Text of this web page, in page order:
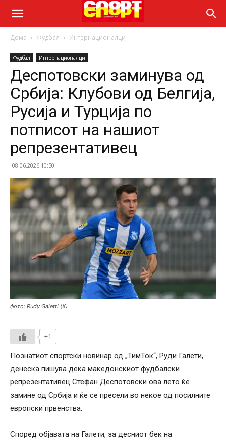
Дома Фудбал Интернационалци
Фудбал Интернационалци
Деспотовски заминува од
Србија: Клубови од Белгија,
Русија и Турција по
потписот на нашиот
репрезентативец
08.06.2026 10:50
фото: Rudy Galetti (X)
+1
Познатиот спортски новинар од „ТимТок“, Руди Галети,
денеска пишува дека македонскиот фудбалски
репрезентативец Стефан Деспотовски ова лето ќе
замине од Србија и ќе се пресели во некое од посилните
европски првенства.
Според објавата на Галети, за десниот бек на